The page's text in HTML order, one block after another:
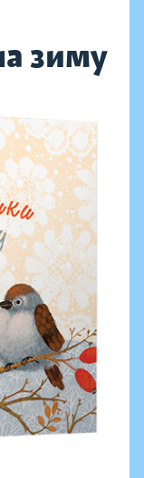
зиму